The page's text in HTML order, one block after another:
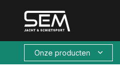
Onze producten